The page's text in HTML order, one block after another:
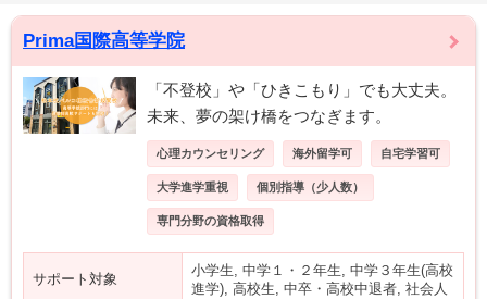
Prima国際高等学院
「不登校」や「ひきこもり」でも大丈夫。
未来、夢の架け橋をつなぎます。
心理カウンセリング 海外留学可 自宅学習可
大学進学重視 個別指導（少人数）
専門分野の資格取得
サポート対象
小学生, 中学１・２年生, 中学３年生(高校
進学), 高校生, 中卒・高校中退者, 社会人